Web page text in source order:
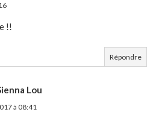
!!
Répondre
Lou
à 08:41